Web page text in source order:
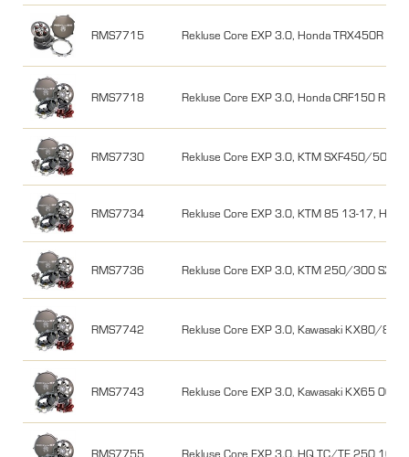
RMS7715 Rekluse Core EXP 3.0, Honda TRX450R
RMS7718 Rekluse Core EXP 3.0, Honda CRF150 R
RMS7730 Rekluse Core EXP 3.0, KTM SXF450/505
RMS7734 Rekluse Core EXP 3.0, KTM 85 13-17, HQ
RMS7736 Rekluse Core EXP 3.0, KTM 250/300 SX
RMS7742 Rekluse Core EXP 3.0, Kawasaki KX80/85
RMS7743 Rekluse Core EXP 3.0, Kawasaki KX65 00-
RMS7755 Rekluse Core EXP 3.0, HQ TC/TE 250 10-